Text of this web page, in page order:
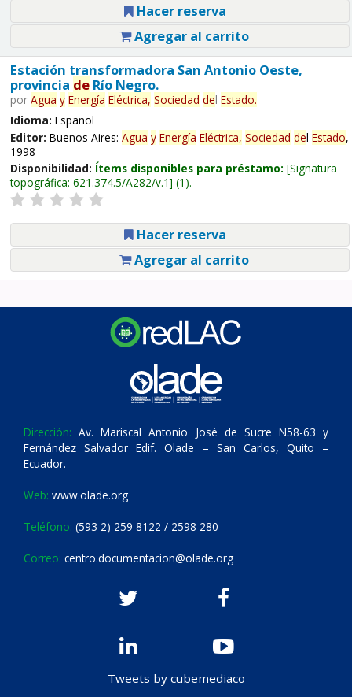
Hacer reserva
Agregar al carrito
Estación transformadora San Antonio Oeste,
provincia deRío Negro.
por Agua y Energía Eléctrica, Sociedad del Estado.
Idioma: Español
Editor: Buenos Aires: Agua y Energía Eléctrica, Sociedad del Estado,
1998
Disponibilidad: Ítems disponibles para préstamo: Signatura
topográfica: 621.374.5/A282/v.1 (1).
Hacer reserva
Agregar al carrito
Dirección: Av. Mariscal Antonio José de Sucre N58-63 y
Fernández Salvador Edif. Olade – San Carlos, Quito –
Ecuador.
Web: www.olade.org
Teléfono: (593 2) 259 8122 / 2598 280
Correo: centro.documentacion@olade.org
Tweets by cubemediaco